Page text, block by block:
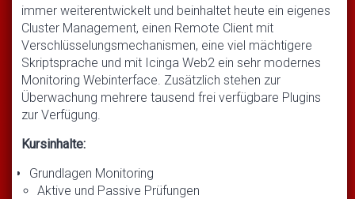
immer weiterentwickelt und beinhaltet heute ein eigenes
Cluster Management, einen Remote Client mit
Verschlüsselungsmechanismen, eine viel mächtigere
Skriptsprache und mit Icinga Web2 ein sehr modernes
Monitoring Webinterface. Zusätzlich stehen zur
Überwachung mehrere tausend frei verfügbare Plugins
zur Verfügung.
Kursinhalte:
Grundlagen Monitoring
Aktive und Passive Prüfungen